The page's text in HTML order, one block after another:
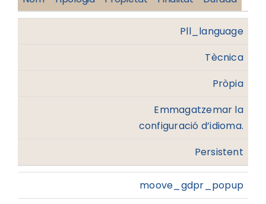
Pll_language
Tècnica
Pròpia
Emmagatzemar la
configuració d’idioma.
Persistent
moove_gdpr_popup